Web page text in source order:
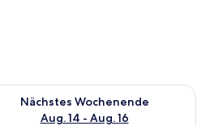
Aug. 7 - Aug. 9.
Nächstes Wochenende
Aug. 14 - Aug. 16
die Verfügbarkeit für